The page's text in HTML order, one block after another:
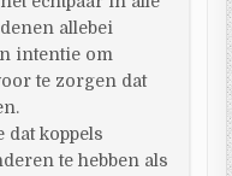
allebei
intentie om
te zorgen dat
dat koppels
te hebben als